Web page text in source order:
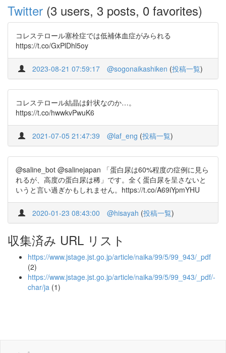
Twitter (3 users, 3 posts, 0 favorites)
コレステロール塞栓症では低補体血症がみられる
https://t.co/GxPlDhl5oy
2023-08-21 07:59:17 @sogonaikashiken (投稿一覧)
コレステロール結晶は針状なのか…。
https://t.co/hwwkvPwuK6
2021-07-05 21:47:39 @laf_eng (投稿一覧)
@saline_bot @salinejapan 「蛋白尿は60%程度の症例に見ら
れるが、高度の蛋白尿は稀」です。全く蛋白尿を呈さないと
いうと言い過ぎかもしれません。https://t.co/A69iYpmYHU
2020-01-23 08:43:00 @hisayah (投稿一覧)
収集済み URL リスト
https://www.jstage.jst.go.jp/article/naika/99/5/99_943/_pdf
(2)
https://www.jstage.jst.go.jp/article/naika/99/5/99_943/_pdf/-
char/ja (1)